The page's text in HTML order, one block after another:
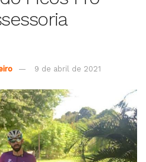
9 de abril de 2021